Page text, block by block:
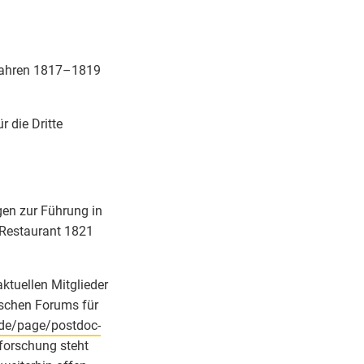
1817–1819
die Dritte
zur Führung in
1821
Mitglieder
Forums für
page/postdoc-
steht